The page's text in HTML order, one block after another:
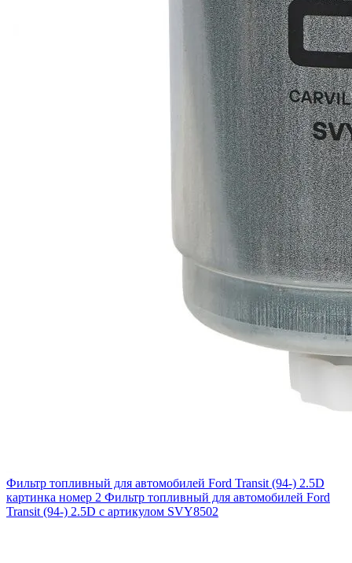
Фильтр топливный для автомобилей Ford Transit (94-) 2.5D
картинка номер 2 Фильтр топливный для автомобилей Ford
Transit (94-) 2.5D с артикулом SVY8502